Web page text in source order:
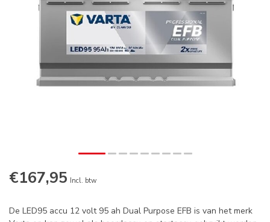
€167,95 Incl. btw
De LED95 accu 12 volt 95 ah Dual Purpose EFB is van het merk